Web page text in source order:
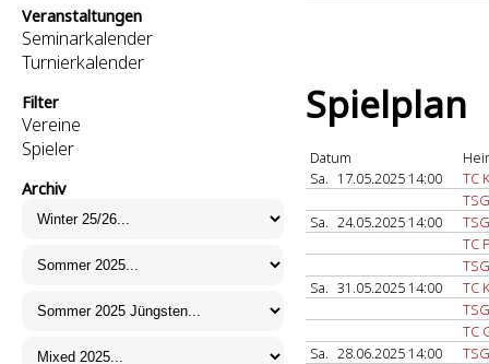
Veranstaltungen
Seminarkalender
Turnierkalender
Filter
Vereine
Spieler
Archiv
Spielplan
Datum
Sa. 17.05.2025 14:00
TC
Sa. 24.05.2025 14:00
TC
Sa. 31.05.2025 14:00
TC
TC
Sa. 28.06.2025 14:00